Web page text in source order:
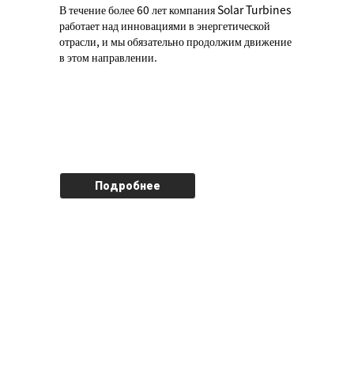
В течение более 60 лет компания Solar Turbines
работает над инновациями в энергетической
отрасли, и мы обязательно продолжим движение
в этом направлении.
Подробнее